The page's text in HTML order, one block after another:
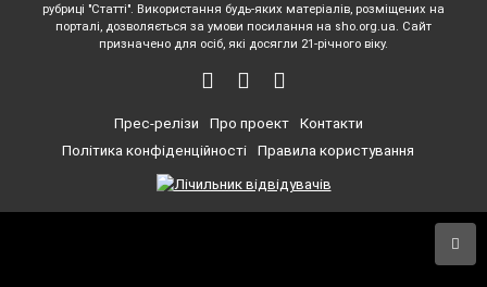
рубриці "Статті". Використання будь-яких матеріалів, розміщених на
порталі, дозволяється за умови посилання на sho.org.ua. Сайт
призначено для осіб, які досягли 21-річного віку.
Прес-релізи Про проект
Контакти
Політика конфіденційності
Правила користування